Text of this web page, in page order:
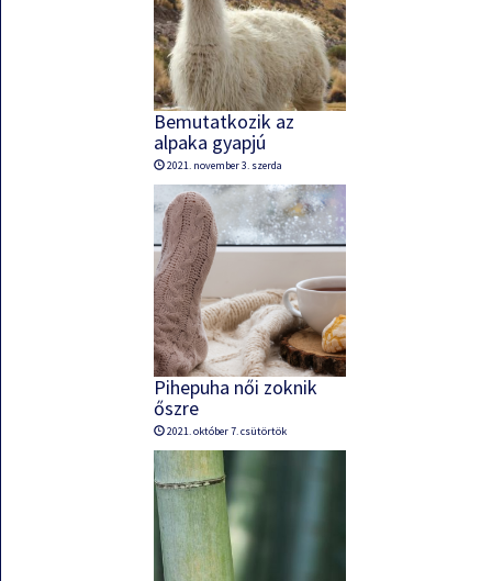
Bemutatkozik az
alpaka gyapjú
2021. november 3. szerda
Pihepuha női zoknik
őszre
2021. október 7. csütörtök